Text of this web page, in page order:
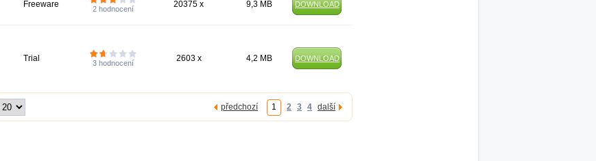
Freeware 2 hodnocení 20375 x 9,3 MB DOWNLOAD
Trial 3 hodnocení 2603 x 4,2 MB DOWNLOAD
předchozí 1 2 3 4 další